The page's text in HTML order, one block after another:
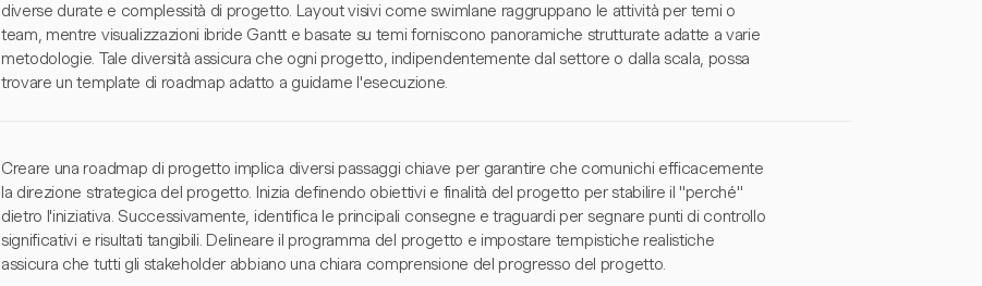
diverse durate e complessità di progetto. Layout visivi come swimlane raggruppano le attività per temi o
team, mentre visualizzazioni ibride Gantt e basate su temi forniscono panoramiche strutturate adatte a varie
metodologie. Tale diversità assicura che ogni progetto, indipendentemente dal settore o dalla scala, possa
trovare un template di roadmap adatto a guidarne l'esecuzione.
Creare una roadmap di progetto implica diversi passaggi chiave per garantire che comunichi efficacemente
la direzione strategica del progetto. Inizia definendo obiettivi e finalità del progetto per stabilire il "perché"
dietro l'iniziativa. Successivamente, identifica le principali consegne e traguardi per segnare punti di controllo
significativi e risultati tangibili. Delineare il programma del progetto e impostare tempistiche realistiche
assicura che tutti gli stakeholder abbiano una chiara comprensione del progresso del progetto.